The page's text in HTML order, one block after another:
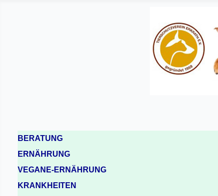
BERATUNG
ERNÄHRUNG
VEGANE-ERNÄHRUNG
KRANKHEITEN